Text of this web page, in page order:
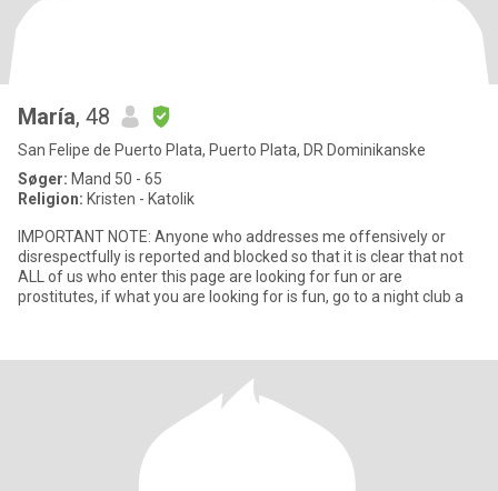
María, 48
San Felipe de Puerto Plata, Puerto Plata, DR Dominikanske
Søger: Mand 50 - 65
Religion: Kristen - Katolik
IMPORTANT NOTE: Anyone who addresses me offensively or
disrespectfully is reported and blocked so that it is clear that not
ALL of us who enter this page are looking for fun or are
prostitutes, if what you are looking for is fun, go to a night club a